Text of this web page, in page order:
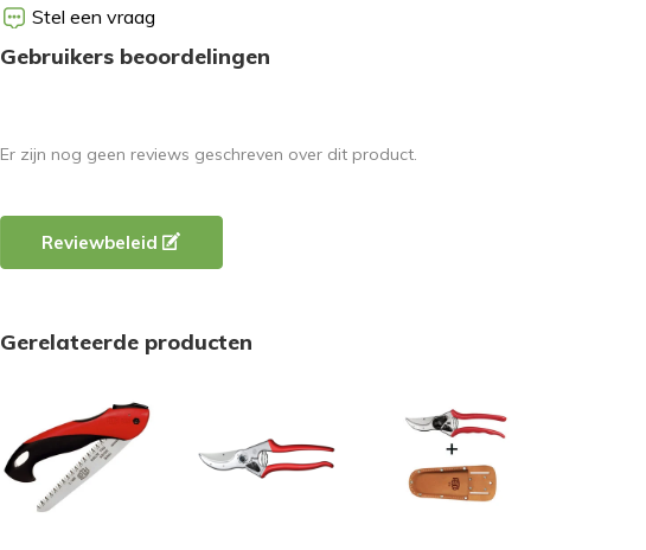
Stel een vraag
Gebruikers beoordelingen
Er zijn nog geen reviews geschreven over dit product.
Reviewbeleid
Gerelateerde producten